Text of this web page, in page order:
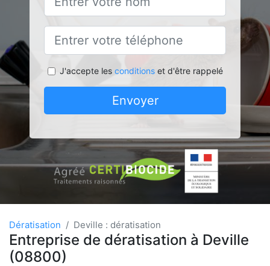
J'accepte les conditionset d'être rappelé
Envoyer
Dératisation Deville : dératisation
Entreprise de dératisation à Deville
(08800)